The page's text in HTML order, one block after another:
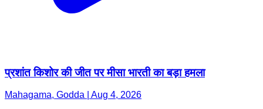
प्रशांत किशोर की जीत पर मीसा भारती का बड़ा हमला
Mahagama, Godda | Aug 4, 2026